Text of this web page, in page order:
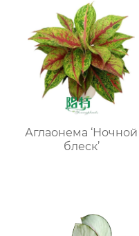
Аглаонема ‘Ночной
блеск’